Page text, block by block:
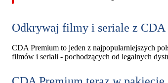
Odkrywaj filmy i seriale z CDA
CDA Premium to jeden z najpopularniejszych
filmów i seriali - pochodzących od legalnych